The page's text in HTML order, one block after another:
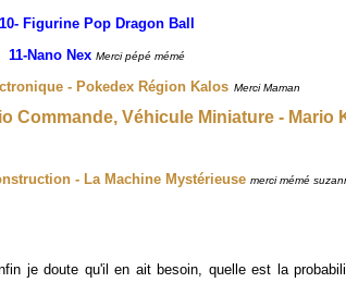
10- Figurine Pop Dragon Ball
11-Nano Nex Merci pépé mémé
- Pokedex Région Kalos Merci Maman
Commande, Véhicule Miniature - Mario
- La Machine Mystérieuse merci mémé su
je doute qu'il en ait besoin, quelle est la